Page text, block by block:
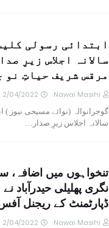
ابتدائی رسولی
سالانہ اجلاس زیرِ
مرقس شریف حیاتِ نو
Nawai Masihi 2/04/2022 04:38:00 م
گوجرانوالہ (نوائے مسیحی نیوز )
سالانہ اجلاس زیرِ صدار…
تنخواہوں میں اضافہ،
نگری پھلیلی حیدرآباد
ڈپارٹمنٹ کے ریجنل
Nawai Masihi 2/04/2022 02:29:00 م